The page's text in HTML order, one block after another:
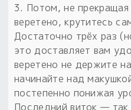
3. Потом, не прекращая
веретено, крутитесь
Достаточно трёх раз
это доставляет вам
веретено не держите
начинайте над
постепенно понижая
Последний виток —